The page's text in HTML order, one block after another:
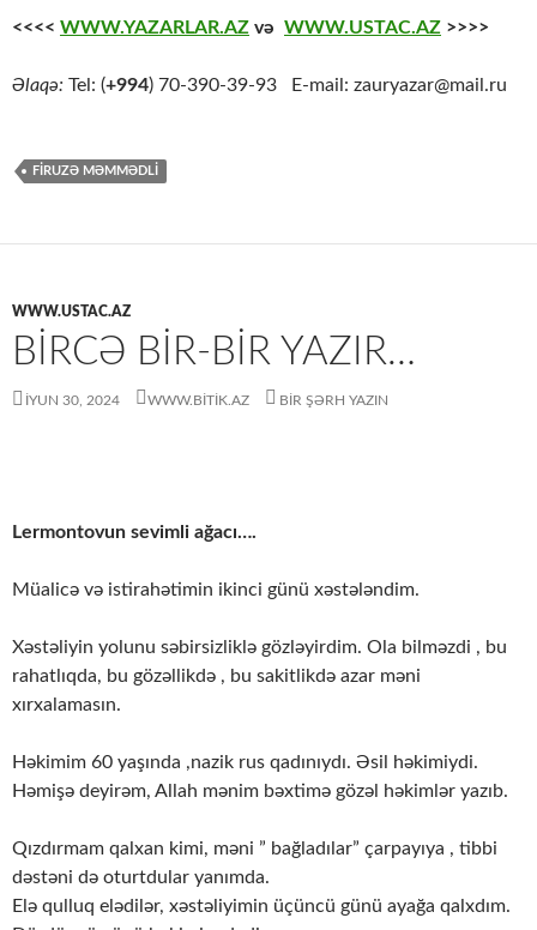
<<<< WWW.YAZARLAR.AZ və WWW.USTAC.AZ >>>>
Əlaqə: Tel: (+994) 70-390-39-93 E-mail: zauryazar@mail.ru
FİRUZƏ MƏMMƏDLİ
WWW.USTAC.AZ
BIRCƏ BIR-BIR YAZIR…
İYUN 30, 2024 WWW.BITIK.AZ BIR ŞƏRH YAZIN
Lermontovun sevimli ağacı….
Müalicə və istirahətimin ikinci günü xəstələndim.
Xəstəliyin yolunu səbirsizliklə gözləyirdim. Ola bilməzdi , bu
rahatlıqda, bu gözəllikdə , bu sakitlikdə azar məni
xırxalamasın.
Həkimim 60 yaşında ,nazik rus qadınıydı. Əsil həkimiydi.
Həmişə deyirəm, Allah mənim bəxtimə gözəl həkimlər yazıb.
Qızdırmam qalxan kimi, məni ” bağladılar” çarpayıya , tibbi
dəstəni də oturtdular yanımda.
Elə qulluq elədilər, xəstəliyimin üçüncü günü ayağa qalxdım.